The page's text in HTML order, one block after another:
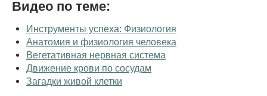
Видео по теме:
Инструменты успеха: Физиология
Анатомия и физиология человека
Вегетативная нервная система
Движение крови по сосудам
Загадки живой клетки